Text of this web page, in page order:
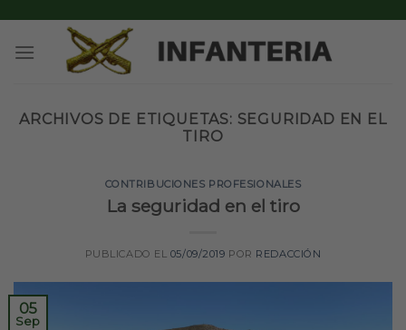
content
ARCHIVOS DE ETIQUETAS: SEGURIDAD EN EL
TIRO
CONTRIBUCIONES PROFESIONALES
La seguridad en el tiro
PUBLICADO EL 05/09/2019 POR REDACCIÓN
05
Sep